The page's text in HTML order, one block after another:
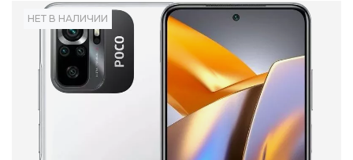
НЕТ В НАЛИЧИИ